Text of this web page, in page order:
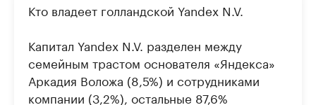
Кто владеет голландской Yandex N.V.
Капитал Yandex N.V. разделен между
семейным трастом основателя «Яндекса»
Аркадия Воложа (8,5%) и сотрудниками
компании (3,2%), остальные 87,6%